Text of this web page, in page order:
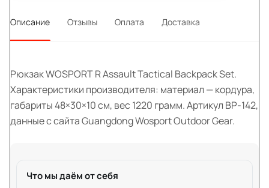
Описание Отзывы Оплата Доставка
Рюкзак WOSPORT R Assault Tactical Backpack Set.
Характеристики производителя: материал — кордура,
габариты 48×30×10 см, вес 1220 грамм. Артикул BP-142,
данные с сайта Guangdong Wosport Outdoor Gear.
Что мы даём от себя